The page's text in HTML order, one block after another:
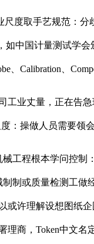
取手艺规范：分
如中国计量测试学
、Calibration、
业丈量，正在告急
：操做人员需要
程根本学问控制
制或质量检测工
或许理解设想图纸
商，Token中文